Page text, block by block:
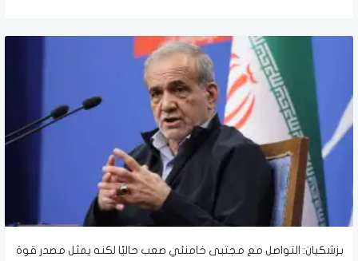
بزشكيان: التواصل مع مجتبى خامنئي صعب حاليًا لكنه يمثل مصدر قوة